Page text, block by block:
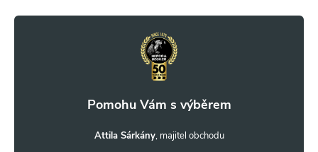
Attila Sárkány